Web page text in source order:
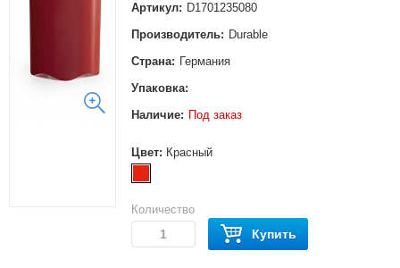
Артикул: D1701235080
Производитель: Durable
Страна: Германия
Упаковка:
Наличие: Под заказ
Цвет: Красный
Количество
Купить